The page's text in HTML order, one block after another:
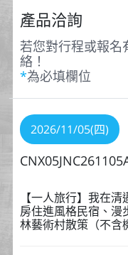
產品洽詢
若您對行程或報名
絡！
*為必填欄位
2026/11/05(四)
【一人旅行】我在
房住進風格民宿、漫
林藝術村散策（不含